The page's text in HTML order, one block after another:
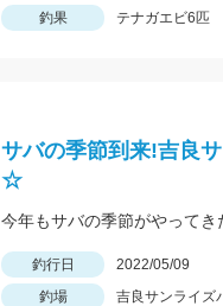
釣果
テナガエビ6匹
サバの季節到来!吉良
☆
釣行日 2022/05/09
釣場
吉良サンライズ